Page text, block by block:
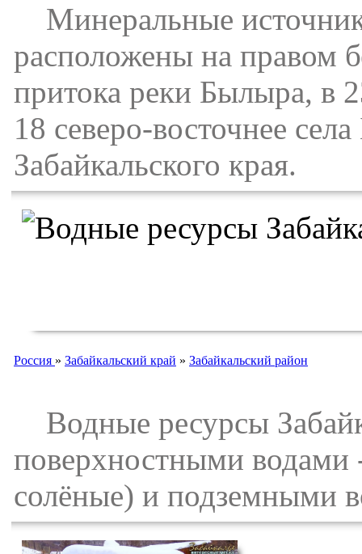
Минеральные
расположены на правом
притока реки Былыра, в
18 северо-восточнее
Забайкальского края.
Россия » Забайкальский край » Забайкальский район
Водные ресурсы
поверхностными водами
солёные) и подземными